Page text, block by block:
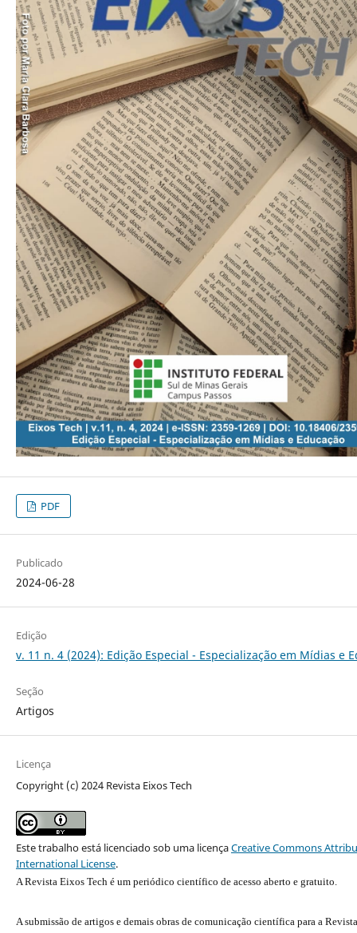
PDF
Publicado
2024-06-28
Edição
v. 11 n. 4 (2024): Edição Especial - Especialização em Mídias e
Seção
Artigos
Licença
Copyright (c) 2024 Revista Eixos Tech
Este trabalho está licenciado sob uma licençaCreative Commons
International License.
A Revista Eixos Tech é um periódico científico de acesso aberto e gratuito.
A submissão de artigos e demais obras de comunicação científica para a